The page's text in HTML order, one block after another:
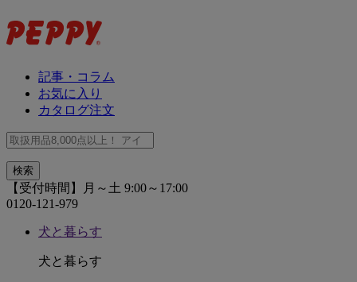
記事・コラム
お気に入り
カタログ注文
【受付時間】月～土 9:00～17:00
0120-121-979
犬と暮らす
犬と暮らす